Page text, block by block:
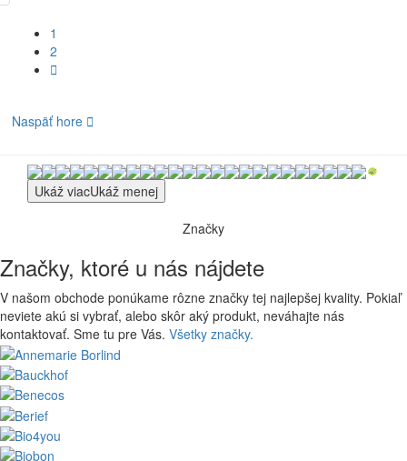
1
2

Naspäť hore 
Ukáž viacUkáž menej
Značky
Značky, ktoré u nás nájdete
V našom obchode ponúkame rôzne značky tej najlepšej kvality. Pokiaľ
neviete akú si vybrať, alebo skôr aký produkt, neváhajte nás
kontaktovať. Sme tu pre Vás. Všetky značky.